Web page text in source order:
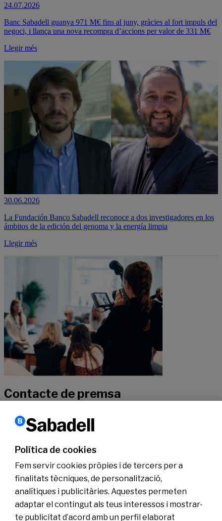
24.07.2026
Banc Sabadell guanya 971 M€ fins al juny, gràcies al fort impuls del
negoci, i llança una nova recompra d’accions per valor de 331 M€
Llegir més
30.06.2026
La Fundación Banco Sabadell reconoce a dos investigadores en los
ámbitos de la edición del genoma y la energía limpia
Llegir més
Contacte de premsa
Si vols rebre més informació sobre la nostra actualitat, pots posar-te
Contactar
Coneix-nos
Sala de Premsa
Política de cookies
Fem servir cookies pròpies i de tercers per a
finalitats tècniques, de personalització,
analítiques i publicitàries. Aquestes permeten
adaptar el contingut als teus interessos i mostrar-
te publicitat d’acord amb un perfil elaborat